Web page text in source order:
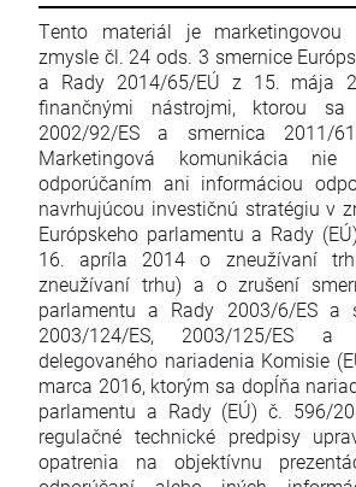
Tento materiál je marketingovou
zmysle čl. 24 ods. 3 smernice
a Rady 2014/65/EÚ z 15. mája
finančnými nástrojmi, ktorou sa
2002/92/ES a smernica 2011/
Marketingová komunikácia
odporúčaním ani informáciou
navrhujúcou investičnú stratégiu v
Európskeho parlamentu a Rady
16. apríla 2014 o zneužívaní
zneužívaní trhu) a o zrušení
parlamentu a Rady 2003/6/ES a
2003/124/ES, 2003/125/ES a
delegovaného nariadenia Komisie
marca 2016, ktorým sa dopĺňa
parlamentu a Rady (EÚ) č. 596/
regulačné technické predpisy
opatrenia na objektívnu